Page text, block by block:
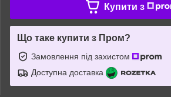
Купити з
Що таке купити з Пром?
Замовлення під захистом
Доступна доставка